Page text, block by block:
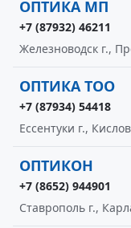
ОПТИКА МП
+7 (87932) 46211
Железноводск г.,
ОПТИКА ТОО
+7 (87934) 54418
Ессентуки г.,
ОПТИКОН
+7 (8652) 944901
Ставрополь г.,